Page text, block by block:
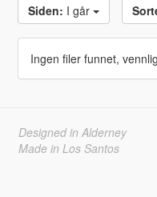
Siden: I går
Ingen filer funnet,
Designed in Alderney
Made in Los Santos